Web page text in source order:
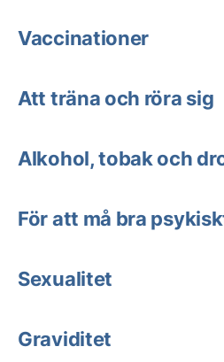
Vaccinationer
Att träna och röra sig
Alkohol, tobak och
För att må bra
Sexualitet
Graviditet